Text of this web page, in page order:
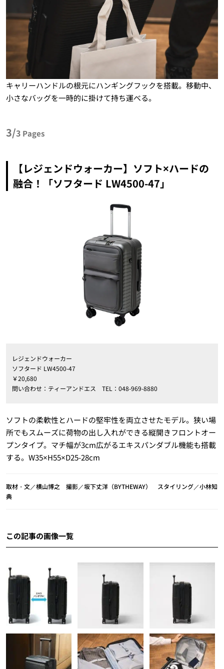
キャリーハンドルの根元にハンギングフックを搭載。移動中、
小さなバッグを一時的に掛けて持ち運べる。
3/3 Pages
【レジェンドウォーカー】ソフト×ハードの
融合！「ソフタード LW4500-47」
レジェンドウォーカー
ソフタード LW4500-47
￥20,680
問い合わせ：ティーアンドエス TEL：048-969-8880
ソフトの柔軟性とハードの堅牢性を両立させたモデル。狭い場
所でもスムーズに荷物の出し入れができる縦開きフロントオー
プンタイプ。マチ幅が3cm広がるエキスパンダブル機能も搭載
する。W35×H55×D25-28cm
取材・文／横山博之 撮影／坂下丈洋（BYTHEWAY） スタイリング／小林知
典
この記事の画像一覧